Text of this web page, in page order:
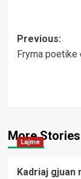
Post
Previous:
Fryma
More Stories
Lajme
Kadriaj